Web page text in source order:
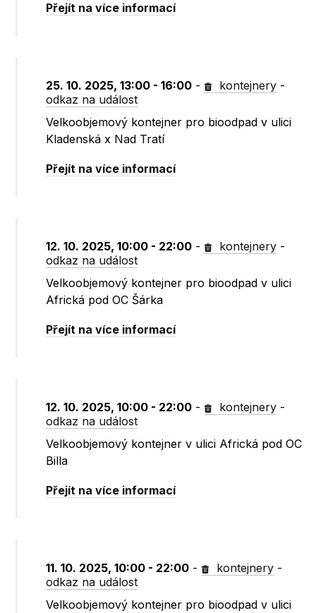
Přejít na více informací
25. 10. 2025, 13:00 - 16:00 - kontejnery -
odkaz na událost
Velkoobjemový kontejner pro bioodpad v ulici
Kladenská x Nad Tratí
Přejít na více informací
12. 10. 2025, 10:00 - 22:00 - kontejnery -
odkaz na událost
Velkoobjemový kontejner pro bioodpad v ulici
Africká pod OC Šárka
Přejít na více informací
12. 10. 2025, 10:00 - 22:00 - kontejnery -
odkaz na událost
Velkoobjemový kontejner v ulici Africká pod OC
Billa
Přejít na více informací
11. 10. 2025, 10:00 - 22:00 - kontejnery -
odkaz na událost
Velkoobjemový kontejner pro bioodpad v ulici